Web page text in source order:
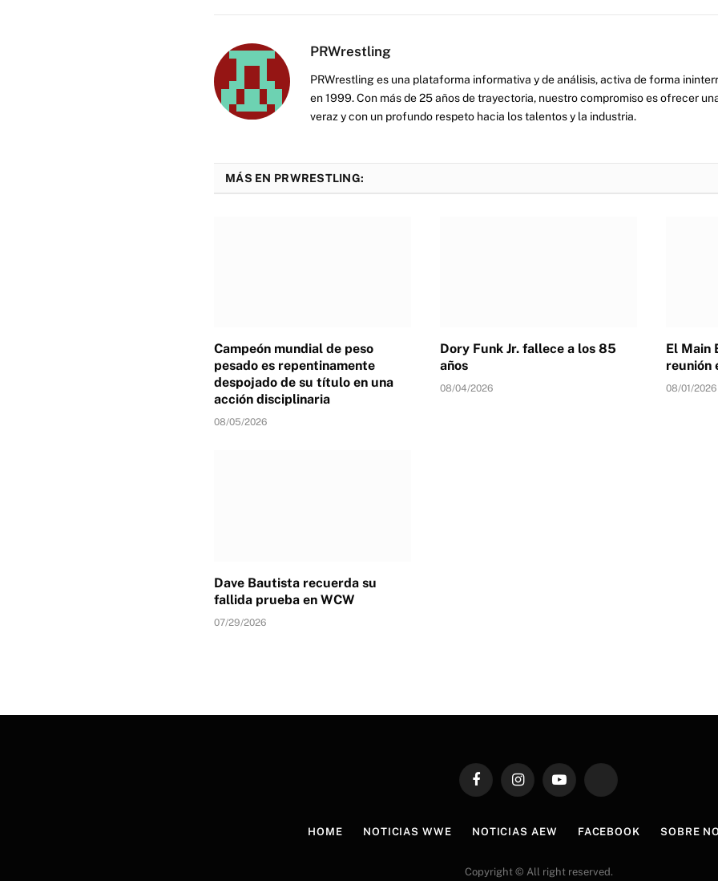
PRWrestling
PRWrestling es una plataforma informativa y de análisis, activa de forma
en 1999. Con más de 25 años de trayectoria, nuestro compromiso es ofrecer
veraz y con un profundo respeto hacia los talentos y la industria.
MÁS EN PRWRESTLING:
Campeón mundial de peso
pesado es repentinamente
despojado de su título en una
acción disciplinaria
08/05/2026
Dory Funk Jr. fallece a los 85
años
08/04/2026
El Main
reunión
08/01/2026
Dave Bautista recuerda su
fallida prueba en WCW
07/29/2026
FacebookInstagramYouTube TikTok
HOME NOTICIAS WWE NOTICIAS AEW FACEBOOK SOBRE
Copyright © All right reserved.